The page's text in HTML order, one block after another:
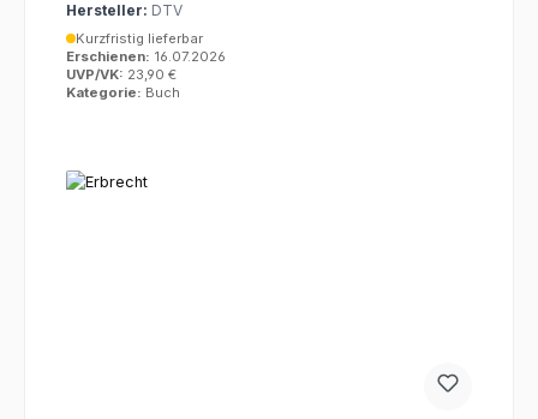
Hersteller: DTV
Kurzfristig lieferbar
Erschienen: 16.07.2026
UVP/VK: 23,90 €
Kategorie: Buch